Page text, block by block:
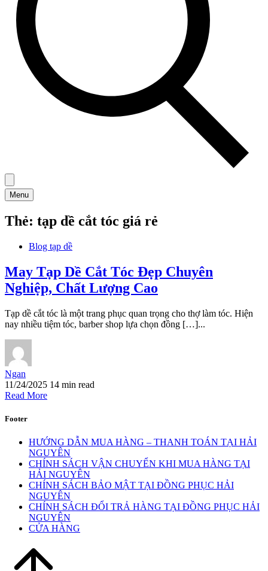
Menu
Thẻ: tạp dề cắt tóc giá rẻ
Blog tạp dề
May Tạp Dề Cắt Tóc Đẹp Chuyên
Nghiệp, Chất Lượng Cao
Tạp dề cắt tóc là một trang phục quan trọng cho thợ làm tóc. Hiện
nay nhiều tiệm tóc, barber shop lựa chọn đồng […]...
Ngan
11/24/2025 14 min read
Read More
Footer
HƯỚNG DẪN MUA HÀNG – THANH TOÁN TẠI HẢI
NGUYÊN
CHÍNH SÁCH VẬN CHUYỂN KHI MUA HÀNG TẠI
HẢI NGUYÊN
CHÍNH SÁCH BẢO MẬT TẠI ĐỒNG PHỤC HẢI
NGUYÊN
CHÍNH SÁCH ĐỔI TRẢ HÀNG TẠI ĐỒNG PHỤC HẢI
NGUYÊN
CỬA HÀNG